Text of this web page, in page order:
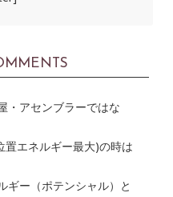
・アセンブラーではな
置エネルギー最大)の時は
ギー（ポテンシャル）と